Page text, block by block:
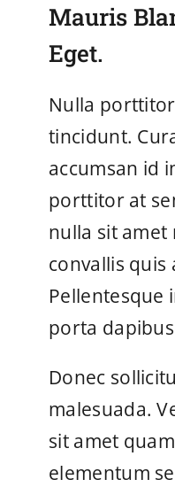
Mauris
Eget.
Nulla
tincidunt.
accumsan id
porttitor at
nulla sit amet
convallis quis
Pellentesque
porta
Donec
malesuada.
sit amet
elementum